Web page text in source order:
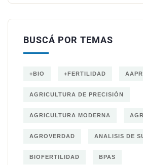
BUSCÁ POR TEMAS
+BIO +FERTILIDAD
AGRICULTURA DE PRECISIÓN
AGRICULTURA MODERNA
AGROVERDAD ANALISIS DE
BIOFERTILIDAD BPAS